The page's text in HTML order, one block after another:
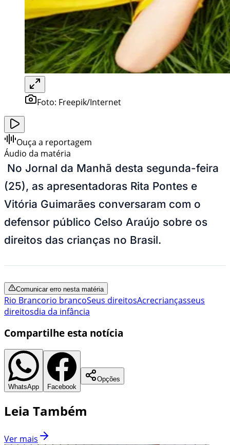
Foto: Freepik/Internet
Ouça a reportagem
Áudio da matéria
No Jornal da Manhã desta segunda-feira
(25), as apresentadoras Rita Pontes e
Vitória Guimarães conversaram com o
defensor público Celso Araújo sobre os
direitos das crianças no Brasil.
Comunicar erro nesta matéria
Rio Brancorio brancoSeus direitosAcrecriançasseus
direitosdia da infância
Compartilhe esta notícia
WhatsApp Facebook
Opções
Leia Também
Ver mais